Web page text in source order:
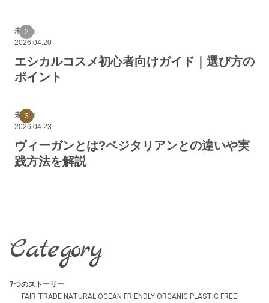
未分類
2026.04.20
エシカルコスメ初心者向けガイド｜選び方の
ポイント
未分類
2026.04.23
ヴィーガンとは?ベジタリアンとの違いや実
践方法を解説
Category
7つのストーリー
FAIR TRADE NATURAL OCEAN FRIENDLY ORGANIC PLASTIC FREE